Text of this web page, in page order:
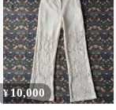
英国
¥10,000